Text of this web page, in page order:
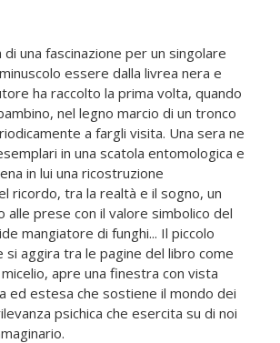
una fascinazione per un singolare
essere dalla livrea nera e
ha raccolto la prima volta, quando
nel legno marcio di un tronco
a fargli visita. Una sera ne
in una scatola entomologica e
in lui una ricostruzione
ricordo, tra la realtà e il sogno, un
alle prese con il valore simbolico del
mangiatore di funghi... Il piccolo
aggira tra le pagine del libro come
apre una finestra con vista
ed estesa che sostiene il mondo dei
psichica che esercita su di noi